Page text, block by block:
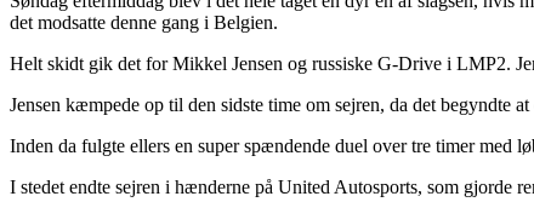
det modsatte denne gang i Belgien.
Helt skidt gik det for Mikkel Jensen og russiske G-Drive i LMP2.
Jensen kæmpede op til den sidste time om sejren, da det begyndte
Inden da fulgte ellers en super spændende duel over tre timer med
I stedet endte sejren i hænderne på United Autosports, som gjorde